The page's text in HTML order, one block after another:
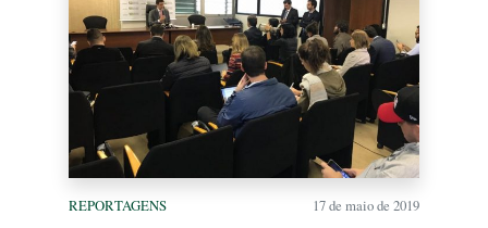
REPORTAGENS 17 de maio de 2019